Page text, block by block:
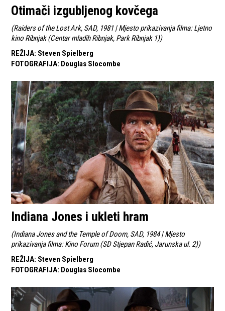
Otimači izgubljenog kovčega
(Raiders of the Lost Ark, SAD, 1981 | Mjesto prikazivanja filma: Ljetno
kino Ribnjak (Centar mladih Ribnjak, Park Ribnjak 1))
REŽIJA: Steven Spielberg
FOTOGRAFIJA: Douglas Slocombe
Indiana Jones i ukleti hram
(Indiana Jones and the Temple of Doom, SAD, 1984 | Mjesto
prikazivanja filma: Kino Forum (SD Stjepan Radić, Jarunska ul. 2))
REŽIJA: Steven Spielberg
FOTOGRAFIJA: Douglas Slocombe